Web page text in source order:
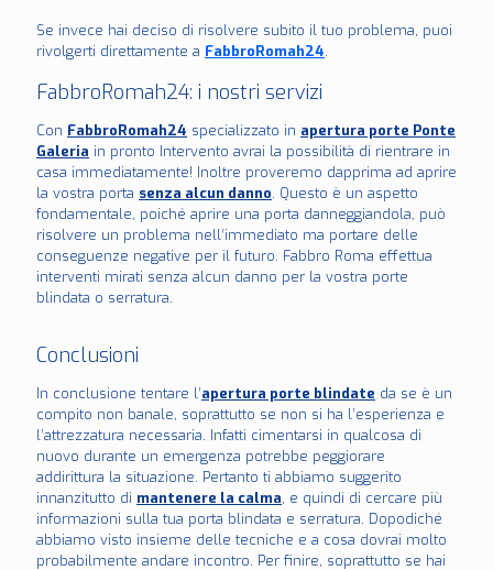
Se invece hai deciso di risolvere subito il tuo problema, puoi
rivolgerti direttamente a FabbroRomah24.
FabbroRomah24: i nostri servizi
Con FabbroRomah24 specializzato in apertura porte Ponte
Galeria in pronto Intervento avrai la possibilità di rientrare in
casa immediatamente! Inoltre proveremo dapprima ad aprire
la vostra porta senza alcun danno. Questo è un aspetto
fondamentale, poiché aprire una porta danneggiandola, può
risolvere un problema nell’immediato ma portare delle
conseguenze negative per il futuro. Fabbro Roma effettua
interventi mirati senza alcun danno per la vostra porte
blindata o serratura.
Conclusioni
In conclusione tentare l’apertura porte blindate da se è un
compito non banale, soprattutto se non si ha l’esperienza e
l’attrezzatura necessaria. Infatti cimentarsi in qualcosa di
nuovo durante un emergenza potrebbe peggiorare
addirittura la situazione. Pertanto ti abbiamo suggerito
innanzitutto di mantenere la calma, e quindi di cercare più
informazioni sulla tua porta blindata e serratura. Dopodiché
abbiamo visto insieme delle tecniche e a cosa dovrai molto
probabilmente andare incontro. Per finire, soprattutto se hai